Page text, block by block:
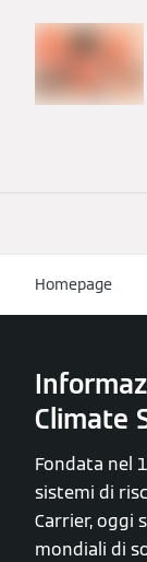
Homepage
Climate
Fondata nel
sistemi di
Carrier, oggi
mondiali di